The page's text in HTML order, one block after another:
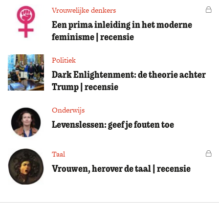
Vrouwelijke denkers
Een prima inleiding in het moderne
feminisme | recensie
Politiek
Dark Enlightenment: de theorie achter
Trump | recensie
Onderwijs
Levenslessen: geef je fouten toe
Taal
Vrouwen, herover de taal | recensie